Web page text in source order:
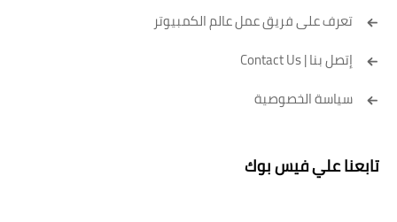
تعرف على فريق عمل عالم الكمبيوتر
إتصل بنا | Contact Us
سياسة الخصوصية
تابعنا علي فيس بوك